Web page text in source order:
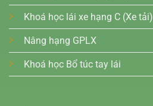
Khoá học lái xe hạng C (Xe tải)
Nâng hạng GPLX
Khoá học Bổ túc tay lái